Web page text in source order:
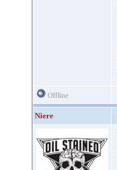
Offline
Niere